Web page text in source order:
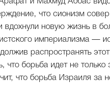
что сионизм
вдохнули новую жизнь в
империализма —
распространять
что борьба идет не
что борьба Израиля за